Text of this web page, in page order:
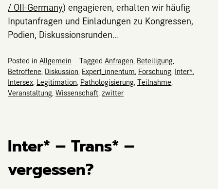
/ OII-Germany) engagieren, erhalten wir häufig
Inputanfragen und Einladungen zu Kongressen,
Podien, Diskussionsrunden…
Posted in Allgemein Tagged Anfragen Beteiligung
Betroffene Diskussion Expert_innentum Forschung Inter*
Intersex Legitimation Pathologisierung Teilnahme
Veranstaltung Wissenschaft zwitter
Inter* – Trans* –
vergessen?